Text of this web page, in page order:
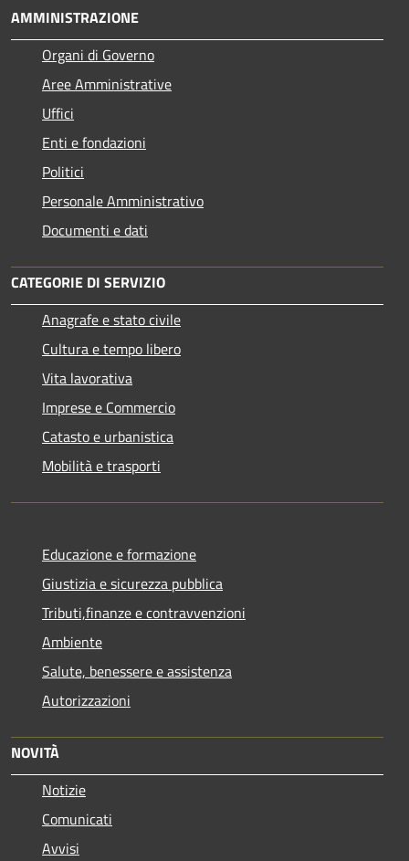
AMMINISTRAZIONE
Organi di Governo
Aree Amministrative
Uffici
Enti e fondazioni
Politici
Personale Amministrativo
Documenti e dati
CATEGORIE DI SERVIZIO
Anagrafe e stato civile
Cultura e tempo libero
Vita lavorativa
Imprese e Commercio
Catasto e urbanistica
Mobilità e trasporti
Educazione e formazione
Giustizia e sicurezza pubblica
Tributi,finanze e contravvenzioni
Ambiente
Salute, benessere e assistenza
Autorizzazioni
NOVITÀ
Notizie
Comunicati
Avvisi